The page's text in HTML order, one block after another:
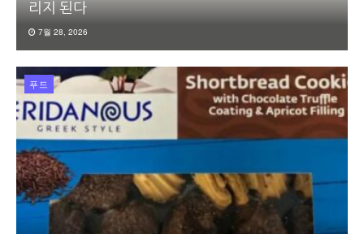
리지 된다
7월 28, 2026
푸드